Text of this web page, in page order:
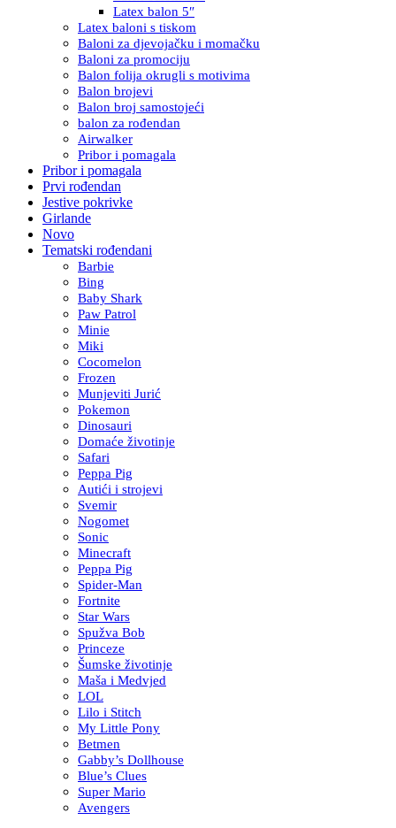
Latex balon 5″
Latex baloni s tiskom
Baloni za djevojačku i momačku
Baloni za promociju
Balon folija okrugli s motivima
Balon brojevi
Balon broj samostojeći
balon za rođendan
Airwalker
Pribor i pomagala
Pribor i pomagala
Prvi rođendan
Jestive pokrivke
Girlande
Novo
Tematski rođendani
Barbie
Bing
Baby Shark
Paw Patrol
Minie
Miki
Cocomelon
Frozen
Munjeviti Jurić
Pokemon
Dinosauri
Domaće životinje
Safari
Peppa Pig
Autići i strojevi
Svemir
Nogomet
Sonic
Minecraft
Peppa Pig
Spider-Man
Fortnite
Star Wars
Spužva Bob
Princeze
Šumske životinje
Maša i Medvjed
LOL
Lilo i Stitch
My Little Pony
Betmen
Gabby’s Dollhouse
Blue’s Clues
Super Mario
Avengers